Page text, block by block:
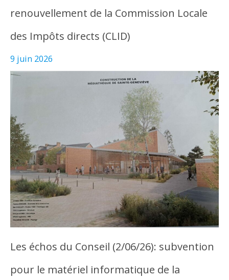
renouvellement de la Commission Locale
des Impôts directs (CLID)
9 juin 2026
Les échos du Conseil (2/06/26): subvention
pour le matériel informatique de la